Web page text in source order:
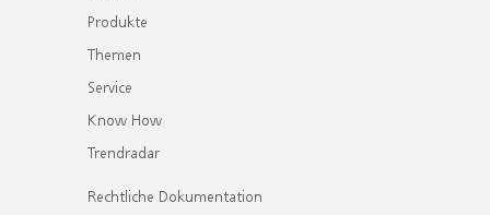
Produkte
Themen
Service
Know How
Trendradar
Rechtliche Dokumentation